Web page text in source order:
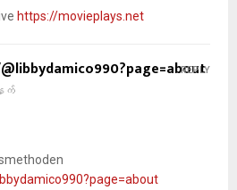
https://movieplays.net
က်
REPLY